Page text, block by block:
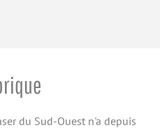
du Sud-Ouest n'a depuis